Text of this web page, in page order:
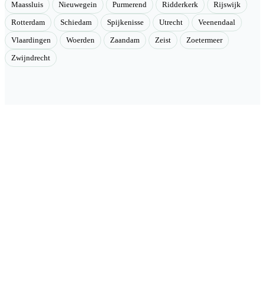
Maassluis Nieuwegein Purmerend Ridderkerk Rijswijk
Rotterdam Schiedam Spijkenisse Utrecht Veenendaal
Vlaardingen Woerden Zaandam Zeist Zoetermeer
Zwijndrecht